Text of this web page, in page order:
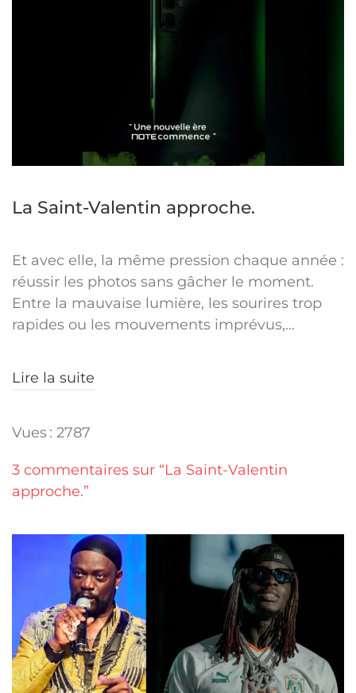
La Saint-Valentin approche.
Et avec elle, la même pression chaque année :
réussir les photos sans gâcher le moment.
Entre la mauvaise lumière, les sourires trop
rapides ou les mouvements imprévus,...
Lire la suite
Vues : 2787
3 commentaires sur “La Saint-Valentin
approche.”